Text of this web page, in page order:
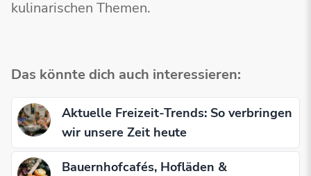
kulinarischen Themen.
Das könnte dich auch interessieren:
Aktuelle Freizeit-Trends: So verbringen
wir unsere Zeit heute
Bauernhofcafés, Hofläden &